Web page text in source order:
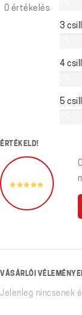
0 értékelés
3
4
5
ÉRTÉKELD!
VÁSÁRLÓI
Jelenleg nincsenek